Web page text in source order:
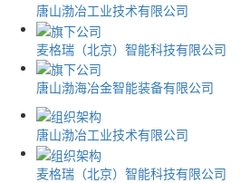
唐山渤冶工业技术有限公司
麦格瑞（北京）智能科技有限公司
唐山渤海冶金智能装备有限公司
唐山渤冶工业技术有限公司
麦格瑞（北京）智能科技有限公司